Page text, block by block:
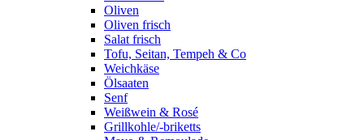
Oliven
Oliven frisch
Salat frisch
Tofu, Seitan, Tempeh & Co
Weichkäse
Ölsaaten
Senf
Weißwein & Rosé
Grillkohle/-briketts